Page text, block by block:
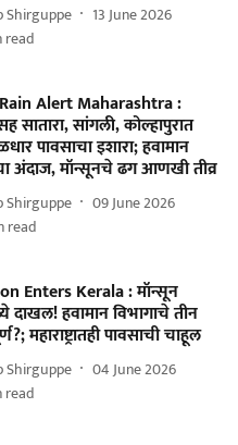
Shirguppe
13 June 2026
read
Alert Maharashtra :
सातारा, सांगली, कोल्हापुरात
पावसाचा इशारा; हवामान
अंदाज, मॉन्सूनचे ढग आणखी तीव्र
Shirguppe
09 June 2026
read
Enters Kerala : मॉन्सून
हवामान विभागाचे तीन
महाराष्ट्रातही पावसाची चाहूल
Shirguppe
04 June 2026
read